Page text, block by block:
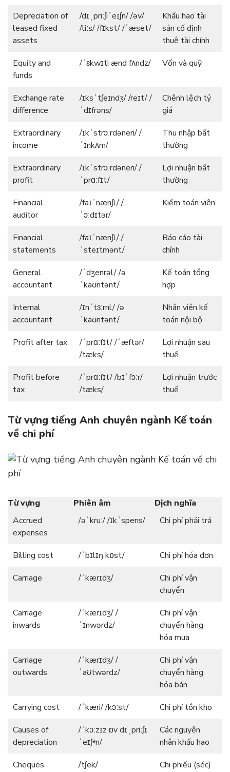
Depreciation of
leased fixed
assets
/dɪˌpriːʃiˈeɪʃn/ /əv/
/liːs/ /fɪkst/ /ˈæset/
Khấu hao tài
sản cố định
thuê tài chính
Equity and
funds
/ˈɛkwɪti ænd fʌndz/ Vốn và quỹ
Exchange rate
difference
/ɪksˈtʃeɪndʒ/ /reɪt/ /
ˈdɪfrəns/
Chênh lệch tỷ
giá
Extraordinary
income
/ɪkˈstrɔːrdəneri/ /
ˈɪnkʌm/
Thu nhập bất
thường
Extraordinary
profit
/ɪkˈstrɔːrdəneri/ /
ˈprɑːfɪt/
Lợi nhuận bất
thường
Financial
auditor
/faɪˈnænʃl/ /
ˈɔːdɪtər/
Kiểm toán viên
Financial
statements
/faɪˈnænʃl/ /
ˈsteɪtmənt/
Báo cáo tài
chính
General
accountant
/ˈdʒenrəl/ /ə
ˈkaʊntənt/
Kế toán tổng
hợp
Internal
accountant
/ɪnˈtɜːrnl/ /ə
ˈkaʊntənt/
Nhân viên kế
toán nội bộ
Profit after tax
/ˈprɑːfɪt/ /ˈæftər/
/tæks/
Lợi nhuận sau
thuế
Profit before
tax
/ˈprɑːfɪt/ /bɪˈfɔːr/
/tæks/
Lợi nhuận trước
thuế
Từ vựng tiếng Anh chuyên ngành Kế toán
về chi phí
Từ vựng Phiên âm
Dịch nghĩa
Accrued
expenses
/əˈkruː/ /ɪkˈspens/ Chi phí phải trả
Billing cost /ˈbɪlɪŋ kɒst/
Chi phí hóa đơn
Carriage
/ˈkærɪdʒ/
Chi phí vận
chuyển
Carriage
inwards
/ˈkærɪdʒ/ /
ˈɪnwərdz/
Chi phí vận
chuyển hàng
hóa mua
Carriage
outwards
/ˈkærɪdʒ/ /
ˈaʊtwərdz/
Chi phí vận
chuyển hàng
hóa bán
Carrying cost
/ˈkæri/ /kɔːst/
Chi phí tồn kho
Causes of
depreciation
/ˈkɔːzɪz ɒv dɪˌpriːʃɪ
ˈeɪʃᵊn/
Các nguyên
nhân khấu hao
Cheques
/tʃek/
Chi phiếu (séc)